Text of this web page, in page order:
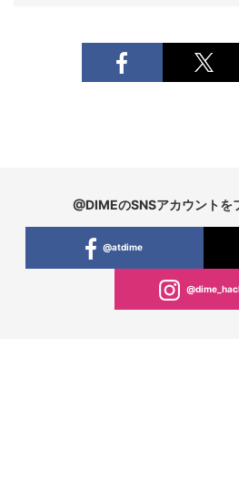
@DIMEのSNSアカウントを
@atdime